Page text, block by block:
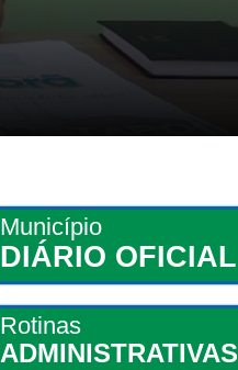
Município
DIÁRIO OFICIAL
Rotinas
ADMINISTRATIVAS